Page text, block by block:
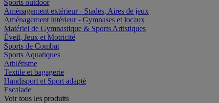
Sports outdoor
Aménagement extérieur - Stades, Aires de jeux
Aménagement intérieur - Gymnases et locaux
Matériel de Gymnastique & Sports Artistiques
Éveil, Jeux et Motricité
Sports de Combat
Sports Aquatiques
Athlétisme
Textile et bagagerie
Handisport et Sport adapté
Escalade
Voir tous les produits